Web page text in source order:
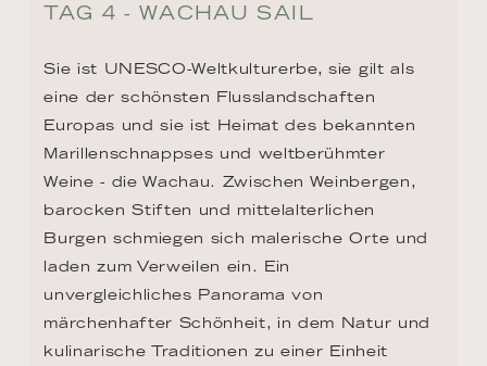
TAG 4 - WACHAU SAIL
Sie ist UNESCO-Weltkulturerbe, sie gilt als
eine der schönsten Flusslandschaften
Europas und sie ist Heimat des bekannten
Marillenschnappses und weltberühmter
Weine - die Wachau. Zwischen Weinbergen,
barocken Stiften und mittelalterlichen
Burgen schmiegen sich malerische Orte und
laden zum Verweilen ein. Ein
unvergleichliches Panorama von
märchenhafter Schönheit, in dem Natur und
kulinarische Traditionen zu einer Einheit